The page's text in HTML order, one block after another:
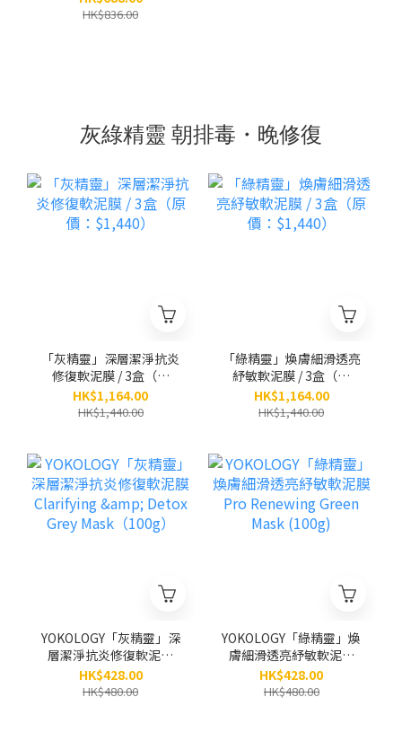
Perfect Hair髮仙水
HK$836.00
灰綠精靈 朝排毒・晚修復
「灰精靈」深層潔淨抗炎
修復軟泥膜 / 3盒（原
價：$1,440）
HK$1,164.00
HK$1,440.00
「綠精靈」煥膚細滑透亮
紓敏軟泥膜 / 3盒（原
價：$1,440）
HK$1,164.00
HK$1,440.00
YOKOLOGY「灰精靈」深
層潔淨抗炎修復軟泥膜
Clarifying & Detox Grey
Mask（100g）
HK$428.00
HK$480.00
YOKOLOGY「綠精靈」煥
膚細滑透亮紓敏軟泥膜
Pro Renewing Green
Mask (100g)
HK$428.00
HK$480.00